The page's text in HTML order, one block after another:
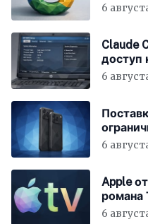
6
Claude
доступ
6
6
Apple
романа
6